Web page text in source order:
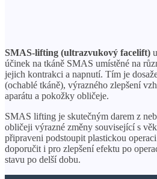
SMAS-lifting (ultrazvukový facelift)
účinek na tkáně SMAS umístěné na
jejich kontrakci a napnutí. Tím je
(ochablé tkáně), výrazného zlepšení
aparátu a pokožky obličeje.
SMAS lifting je skutečným darem z
obličeji výrazné změny související s
připraveni podstoupit plastickou
doporučit i pro zlepšení efektu po
stavu po delší dobu.